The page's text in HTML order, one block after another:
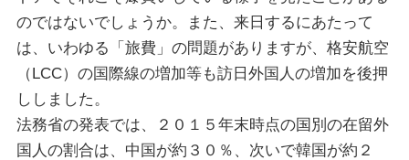
のではないでしょうか。また、来日するにあたって
は、いわゆる「旅費」の問題がありますが、格安航空
（LCC）の国際線の増加等も訪日外国人の増加を後押
ししました。
法務省の発表では、２０１５年末時点の国別の在留外
国人の割合は、中国が約３０％、次いで韓国が約２